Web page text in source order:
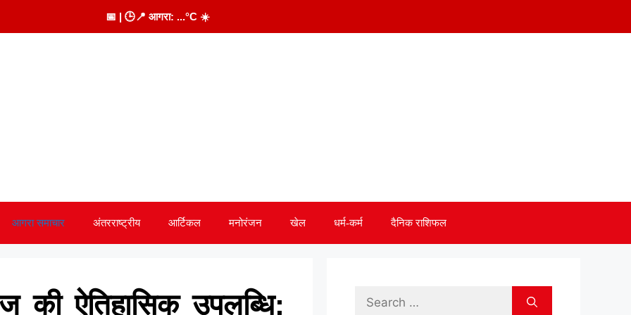
📅 | 🕒📍 आगरा: ...°C ☀️
आगरा समाचार अंतरराष्ट्रीय आर्टिकल मनोरंजन खेल धर्म-कर्म दैनिक राशिफल
ऐतिहासिक उपलब्धि:
Search